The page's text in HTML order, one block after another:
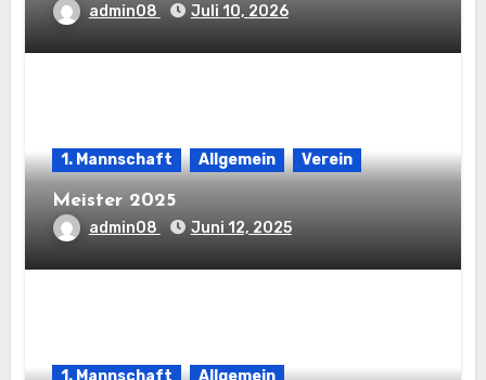
admin08 Juli 10, 2026
1. Mannschaft Allgemein Verein
Meister 2025
admin08 Juni 12, 2025
1. Mannschaft Allgemein